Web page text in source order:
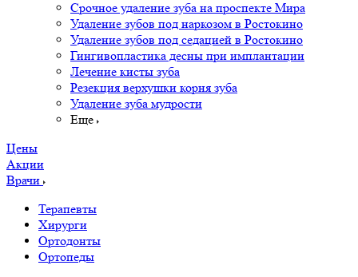
Срочное удаление зуба на проспекте Мира
Удаление зубов под наркозом в Ростокино
Удаление зубов под седацией в Ростокино
Гингивопластика десны при имплантации
Лечение кисты зуба
Резекция верхушки корня зуба
Удаление зуба мудрости
Еще
Цены
Акции
Врачи
Терапевты
Хирурги
Ортодонты
Ортопеды